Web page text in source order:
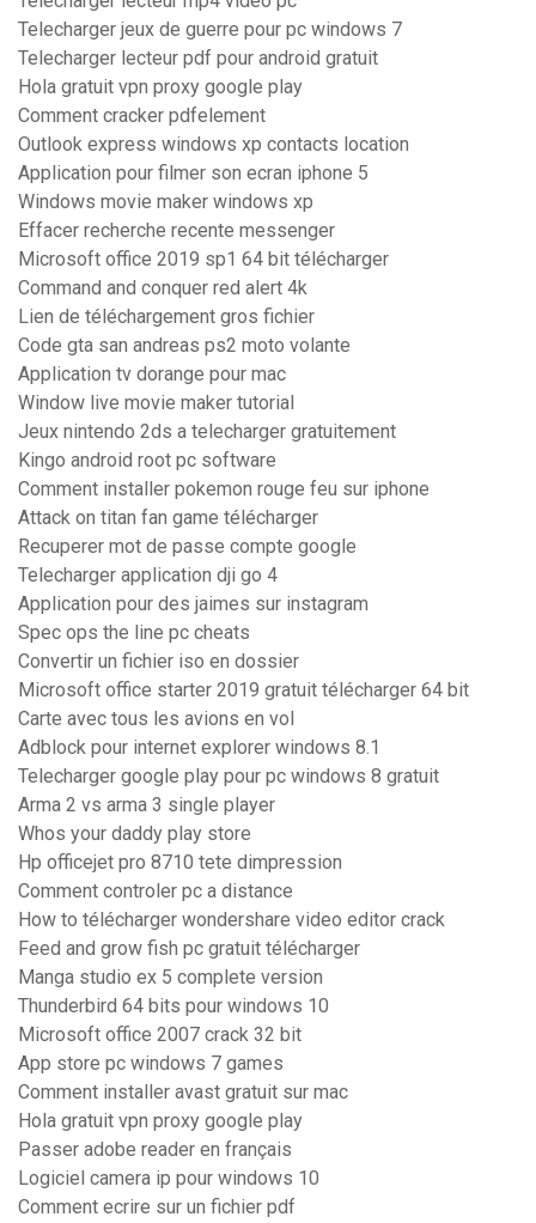
Telecharger jeux de guerre pour pc windows 7
Telecharger lecteur pdf pour android gratuit
Hola gratuit vpn proxy google play
Comment cracker pdfelement
Outlook express windows xp contacts location
Application pour filmer son ecran iphone 5
Windows movie maker windows xp
Effacer recherche recente messenger
Microsoft office 2019 sp1 64 bit télécharger
Command and conquer red alert 4k
Lien de téléchargement gros fichier
Code gta san andreas ps2 moto volante
Application tv dorange pour mac
Window live movie maker tutorial
Jeux nintendo 2ds a telecharger gratuitement
Kingo android root pc software
Comment installer pokemon rouge feu sur iphone
Attack on titan fan game télécharger
Recuperer mot de passe compte google
Telecharger application dji go 4
Application pour des jaimes sur instagram
Spec ops the line pc cheats
Convertir un fichier iso en dossier
Microsoft office starter 2019 gratuit télécharger 64 bit
Carte avec tous les avions en vol
Adblock pour internet explorer windows 8.1
Telecharger google play pour pc windows 8 gratuit
Arma 2 vs arma 3 single player
Whos your daddy play store
Hp officejet pro 8710 tete dimpression
Comment controler pc a distance
How to télécharger wondershare video editor crack
Feed and grow fish pc gratuit télécharger
Manga studio ex 5 complete version
Thunderbird 64 bits pour windows 10
Microsoft office 2007 crack 32 bit
App store pc windows 7 games
Comment installer avast gratuit sur mac
Hola gratuit vpn proxy google play
Passer adobe reader en français
Logiciel camera ip pour windows 10
Comment ecrire sur un fichier pdf